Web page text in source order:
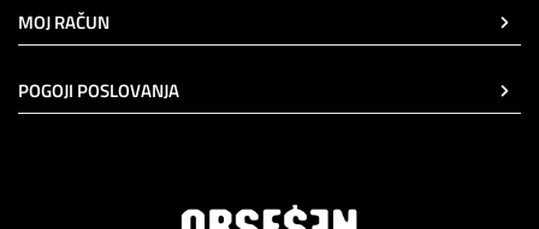
MOJ RAČUN
POGOJI POSLOVANJA